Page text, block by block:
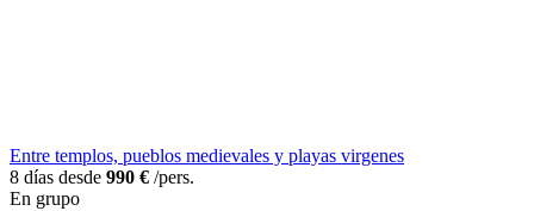
Entre templos, pueblos medievales y playas virgenes
8 días desde 990 € /pers.
En grupo